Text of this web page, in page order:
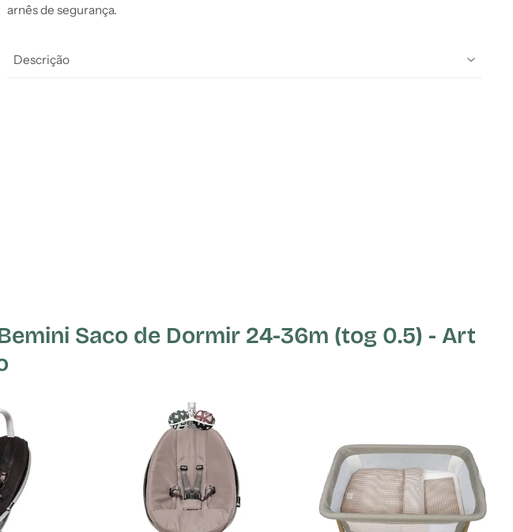
arnês de segurança.
Descrição
Saco de Dormir 24-36m (tog 0.5) - Art